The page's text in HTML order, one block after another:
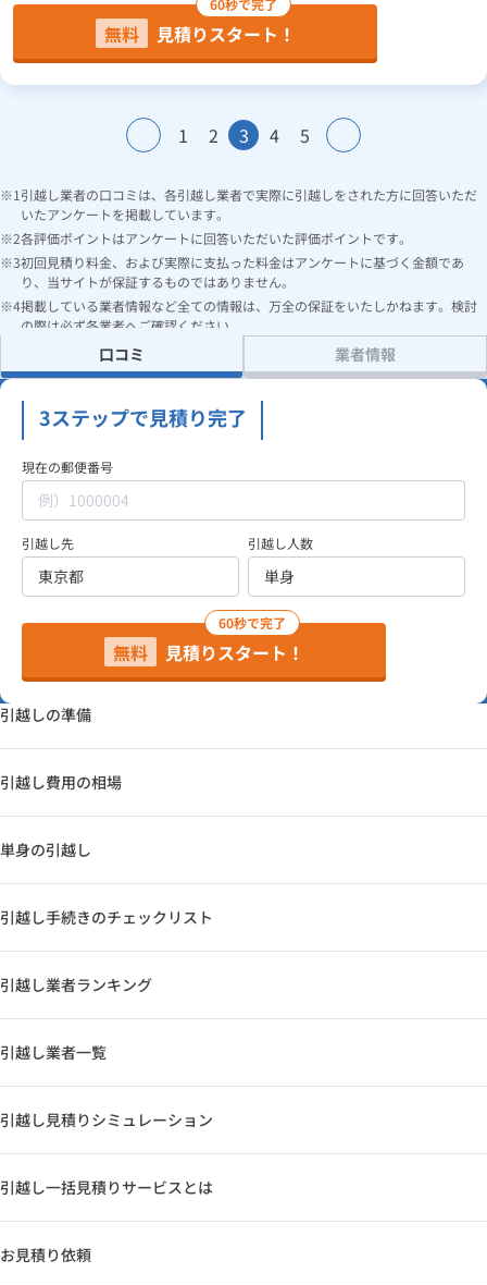
無料 見積りスタート！
1 2 3 4 5
引越し業者の口コミは、各引越し業者で実際に引越しをされた方に回答いただ
いたアンケートを掲載しています。
各評価ポイントはアンケートに回答いただいた評価ポイントです。
初回見積り料金、および実際に支払った料金はアンケートに基づく金額であ
り、当サイトが保証するものではありません。
掲載している業者情報など全ての情報は、万全の保証をいたしかねます。検討
の際は必ず各業者へご確認ください。
口コミ 業者情報
3ステップで見積り完了
現在の郵便番号
引越し先 引越し人数
60秒で完了
無料 見積りスタート！
引越しの準備
引越し費用の相場
単身の引越し
引越し手続きのチェックリスト
引越し業者ランキング
引越し業者一覧
引越し見積りシミュレーション
引越し一括見積りサービスとは
お見積り依頼